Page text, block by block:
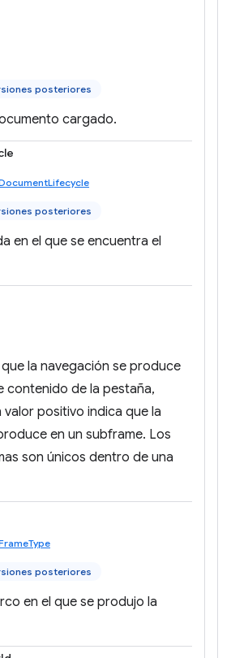
posteriores
cargado.
posteriores
en el que se encuentra el
la navegación se produce
contenido de la pestaña,
valor positivo indica que la
en un subframe. Los
son únicos dentro de una
posteriores
en el que se produjo la